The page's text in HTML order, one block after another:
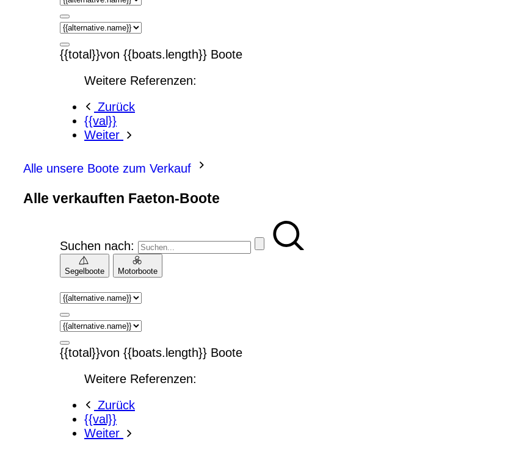
{{total}}von {{boats.length}} Boote
Weitere Referenzen:
Zurück
{{val}}
Weiter
Alle unsere Boote zum Verkauf
Alle verkauften Faeton-Boote
Suchen nach:
Segelboote Motorboote
{{total}}von {{boats.length}} Boote
Weitere Referenzen:
Zurück
{{val}}
Weiter